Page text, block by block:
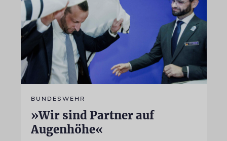
BUNDESWEHR
»Wir sind Partner auf
Augenhöhe«